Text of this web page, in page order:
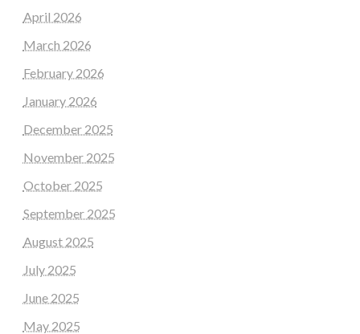
April 2026
March 2026
February 2026
January 2026
December 2025
November 2025
October 2025
September 2025
August 2025
July 2025
June 2025
May 2025